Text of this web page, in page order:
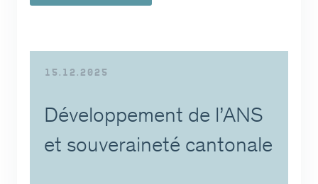
15.12.2025
Développement de l’ANS
et souveraineté cantonale